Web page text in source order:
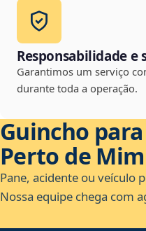
Responsabilidade e
Garantimos um serviço
durante toda a operação.
Guincho
Perto de Mim
Pane, acidente ou veículo
Nossa equipe chega com